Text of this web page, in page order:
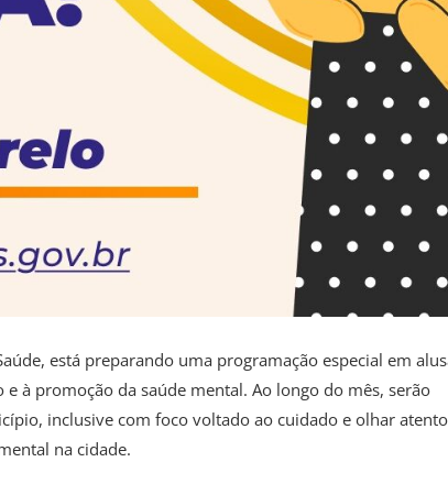
está preparando uma programação especial em
à promoção da saúde mental. Ao longo do mês, serão
inclusive com foco voltado ao cuidado e olhar
na cidade.